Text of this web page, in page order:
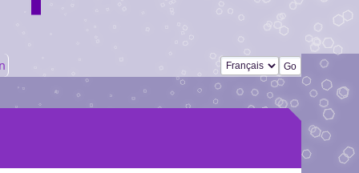
Changer de langue